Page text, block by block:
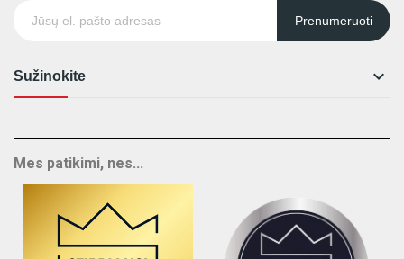
Prenumeruoti
Sužinokite 
Mes patikimi, nes...